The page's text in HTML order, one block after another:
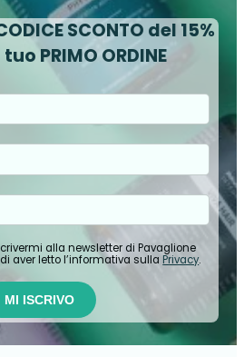
SCONTO del 15%
PRIMO ORDINE
alla newsletter di Pavaglione
aver letto l’informativa sullaPrivacy.